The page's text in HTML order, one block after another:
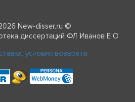
New-disser.ru ©
диссертаций ФЛ Иванов Е О
условия возврата